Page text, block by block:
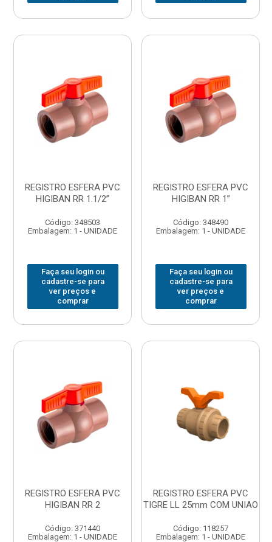
REGISTRO ESFERA PVC
HIGIBAN RR 1.1/2”
Código: 348503
Embalagem: 1 - UNIDADE
Faça seu login ou
cadastre-se para
ver preços e
comprar
REGISTRO ESFERA PVC
HIGIBAN RR 1”
Código: 348490
Embalagem: 1 - UNIDADE
Faça seu login ou
cadastre-se para
ver preços e
comprar
REGISTRO ESFERA PVC
HIGIBAN RR 2
Código: 371440
Embalagem: 1 - UNIDADE
REGISTRO ESFERA PVC
TIGRE LL 25mm COM UNIAO
Código: 118257
Embalagem: 1 - UNIDADE